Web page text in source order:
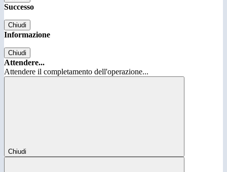
Successo
Chiudi
Informazione
Chiudi
Attendere...
Attendere il completamento dell'operazione...
Chiudi